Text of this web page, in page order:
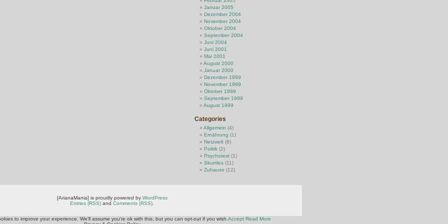
Januar 2005
Dezember 2004
November 2004
Oktober 2004
September 2004
Juni 2004
Juni 2001
Mai 2001
August 2000
Januar 2000
Dezember 1999
November 1999
Oktober 1999
September 1999
August 1999
Categories
Allgemein (4)
Ernährung (1)
Netzwelt (8)
Politik (2)
Psychotest (1)
Skurriles (11)
Zuhause (12)
[ArianaMania] is proudly powered by WordPress
Entries (RSS) and Comments (RSS)
to improve your experience. We'll assume you're ok with this, but you can opt-out if you wish. Accept Read More